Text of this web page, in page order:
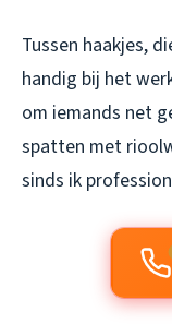
Tussen haakjes,
handig bij het
om iemands net
spatten met
sinds ik